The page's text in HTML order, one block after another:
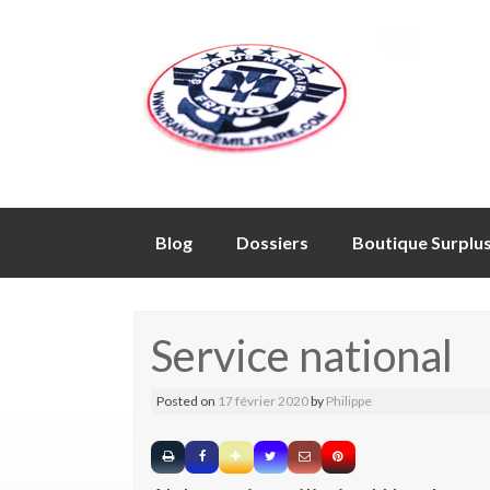
Skip
Blog Dossiers Boutique
Service national
Posted on 17 février 2020by Philippe